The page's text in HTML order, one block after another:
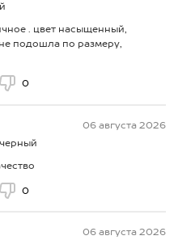
. цвет насыщенный,
подошла по размеру,
0
06 августа 2026
0
06 августа 2026